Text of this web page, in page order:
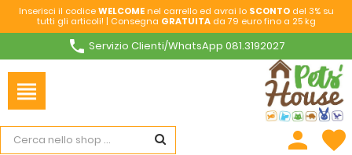
Inserisci il codiceWELCOMEnel carrello ed avrai lo SCONTOdel 3% su
tutti gli articoli! | Consegna GRATUITAda 79 euro fino a 25 kg
phone Servizio Clienti/WhatsApp 081.3192027
view_headline
person favorite